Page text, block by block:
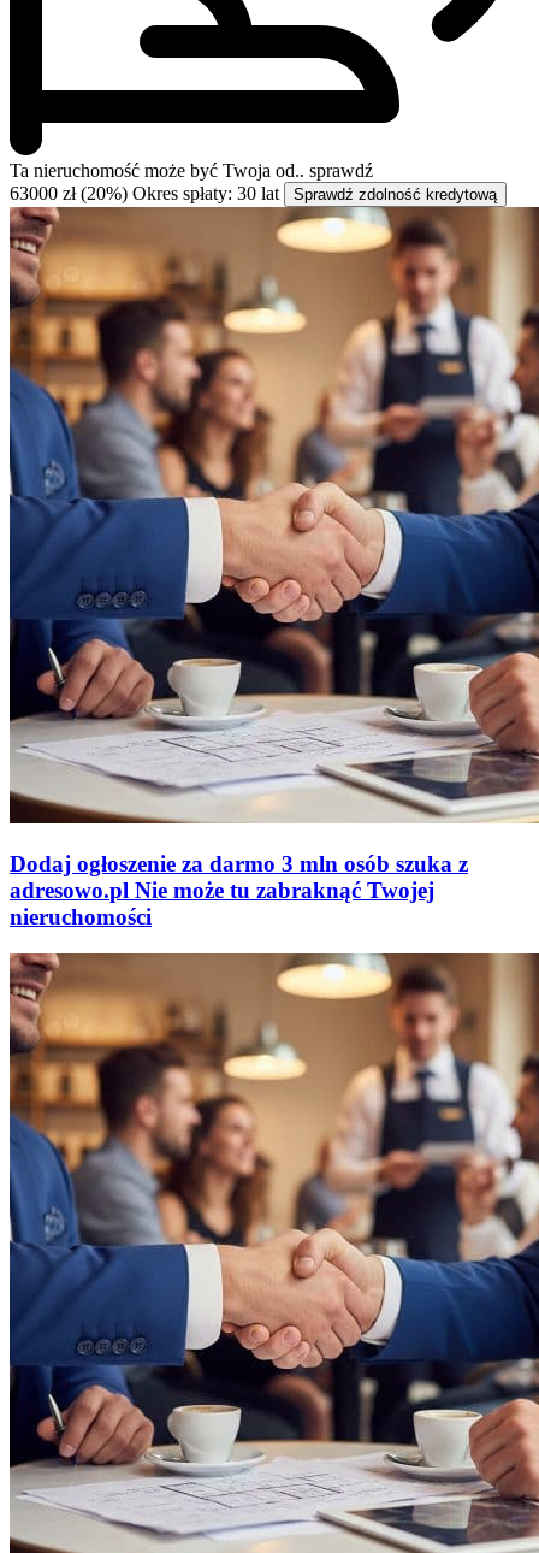
Ta nieruchomość może być Twoja od.. sprawdź
63000 zł (20%) Okres spłaty: 30 lat Sprawdź zdolność kredytową
Dodaj ogłoszenie za darmo 3 mln osób szuka z
adresowo.pl Nie może tu zabraknąć Twojej
nieruchomości